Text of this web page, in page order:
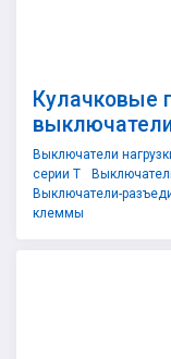
Кулачковые
Выключатели
серии T
Выключатели-
клеммы